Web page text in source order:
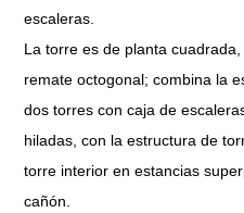
escaleras.
La torre es de planta
remate octogonal; combina la
dos torres con caja de
hiladas, con la estructura de
torre interior en estancias
cañón.